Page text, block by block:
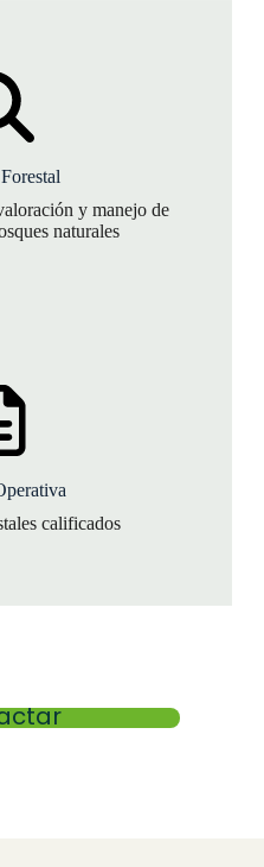
y manejo de
naturales
calificados